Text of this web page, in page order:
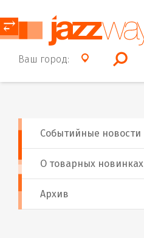
Ваш город:
⥂
Событийные новости
О товарных новинках
Архив